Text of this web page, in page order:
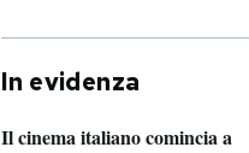
In evidenza
Il cinema italiano comincia a